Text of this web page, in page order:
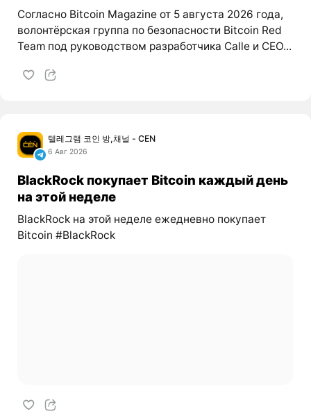
Согласно Bitcoin Magazine от 5 августа 2026 года,
волонтёрская группа по безопасности Bitcoin Red
Team под руководством разработчика Calle и CEO...
텔레그램 코인 방,채널 - CEN
6 Авг 2026
BlackRock покупает Bitcoin каждый день
на этой неделе
BlackRock на этой неделе ежедневно покупает
Bitcoin #BlackRock